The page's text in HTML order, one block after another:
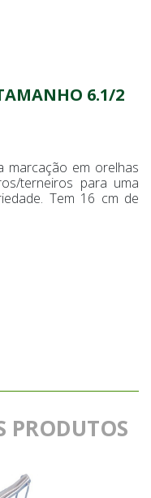
6.1/2
marcação em orelhas
terneiros para uma
Tem 16 cm de
PRODUTOS